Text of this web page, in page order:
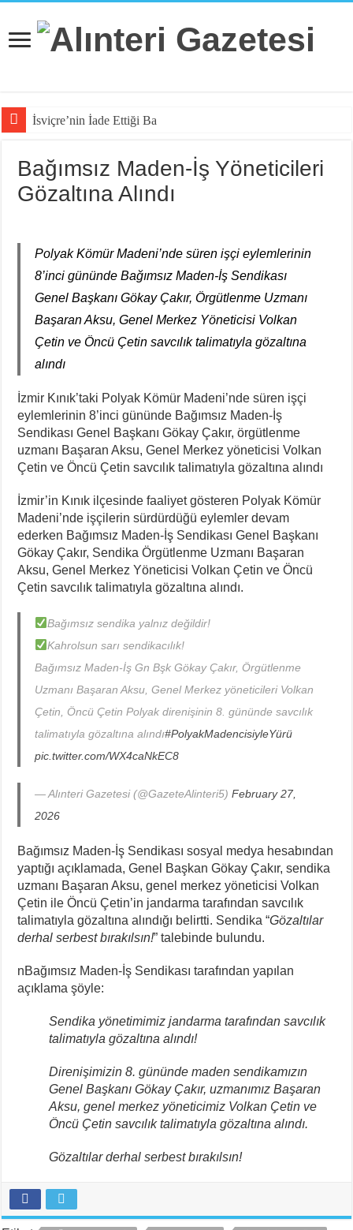
İsviçre’nin İade Ettiği Bahar Yalç
Bağımsız Maden-İş Yöneticileri
Gözaltına Alındı
Polyak Kömür Madeni’nde süren işçi eylemlerinin
8’inci gününde Bağımsız Maden-İş Sendikası
Genel Başkanı Gökay Çakır, Örgütlenme Uzmanı
Başaran Aksu, Genel Merkez Yöneticisi Volkan
Çetin ve Öncü Çetin savcılık talimatıyla gözaltına
alındı
İzmir Kınık’taki Polyak Kömür Madeni’nde süren işçi
eylemlerinin 8’inci gününde Bağımsız Maden-İş
Sendikası Genel Başkanı Gökay Çakır, örgütlenme
uzmanı Başaran Aksu, Genel Merkez yöneticisi Volkan
Çetin ve Öncü Çetin savcılık talimatıyla gözaltına alındı
İzmir’in Kınık ilçesinde faaliyet gösteren Polyak Kömür
Madeni’nde işçilerin sürdürdüğü eylemler devam
ederken Bağımsız Maden-İş Sendikası Genel Başkanı
Gökay Çakır, Sendika Örgütlenme Uzmanı Başaran
Aksu, Genel Merkez Yöneticisi Volkan Çetin ve Öncü
Çetin savcılık talimatıyla gözaltına alındı.
Bağımsız sendika yalnız değildir!
Kahrolsun sarı sendikacılık!
Bağımsız Maden-İş Gn Bşk Gökay Çakır, Örgütlenme
Uzmanı Başaran Aksu, Genel Merkez yöneticileri Volkan
Çetin, Öncü Çetin Polyak direnişinin 8. gününde savcılık
talimatıyla gözaltına alındı#PolyakMadencisiyleYürü
pic.twitter.com/WX4caNkEC8
— Alınteri Gazetesi (@GazeteAlinteri5)February 27,
2026
Bağımsız Maden-İş Sendikası sosyal medya hesabından
yaptığı açıklamada, Genel Başkan Gökay Çakır, sendika
uzmanı Başaran Aksu, genel merkez yöneticisi Volkan
Çetin ile Öncü Çetin’in jandarma tarafından savcılık
talimatıyla gözaltına alındığı belirtti. Sendika “Gözaltılar
derhal serbest bırakılsın!” talebinde bulundu.
nBağımsız Maden-İş Sendikası tarafından yapılan
açıklama şöyle:
Sendika yönetimimiz jandarma tarafından savcılık
talimatıyla gözaltına alındı!
Direnişimizin 8. gününde maden sendikamızın
Genel Başkanı Gökay Çakır, uzmanımız Başaran
Aksu, genel merkez yöneticimiz Volkan Çetin ve
Öncü Çetin savcılık talimatıyla gözaltına alındı.
Gözaltılar derhal serbest bırakılsın!